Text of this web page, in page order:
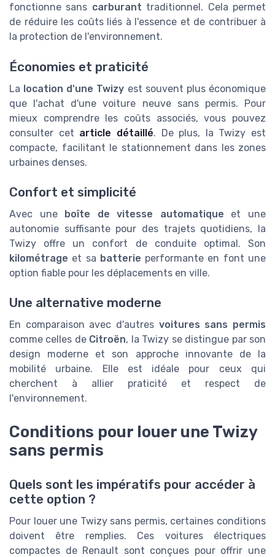
fonctionne sans carburant traditionnel. Cela permet
de réduire les coûts liés à l'essence et de contribuer à
la protection de l'environnement.
Économies et praticité
La location d'une Twizy est souvent plus économique
que l'achat d'une voiture neuve sans permis. Pour
mieux comprendre les coûts associés, vous pouvez
consulter cet article détaillé. De plus, la Twizy est
compacte, facilitant le stationnement dans les zones
urbaines denses.
Confort et simplicité
Avec une boîte de vitesse automatique et une
autonomie suffisante pour des trajets quotidiens, la
Twizy offre un confort de conduite optimal. Son
kilométrage et sa batterie performante en font une
option fiable pour les déplacements en ville.
Une alternative moderne
En comparaison avec d'autres voitures sans permis
comme celles de Citroën, la Twizy se distingue par son
design moderne et son approche innovante de la
mobilité urbaine. Elle est idéale pour ceux qui
cherchent à allier praticité et respect de
l'environnement.
Conditions pour louer une Twizy
sans permis
Quels sont les impératifs pour accéder à
cette option ?
Pour louer une Twizy sans permis, certaines conditions
doivent être remplies. Ces voitures électriques
compactes de Renault sont conçues pour offrir une